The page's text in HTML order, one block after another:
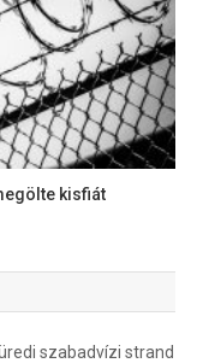
kisfiát
szabadvízi strand